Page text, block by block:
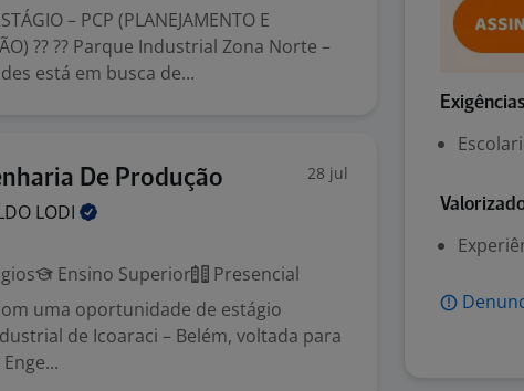
– PCP (PLANEJAMENTO E
?? ?? Parque Industrial Zona Norte –
está em busca de...
De Produção 28 jul
LODI
Ensino Superior
Presencial
uma oportunidade de estágio
de Icoaraci – Belém, voltada para
Exigências